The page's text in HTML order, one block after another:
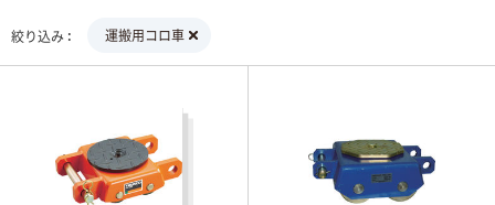
絞り込み 運搬用コロ車